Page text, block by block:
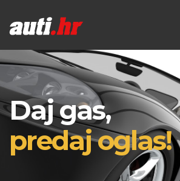
Daj gas,
predaj oglas!